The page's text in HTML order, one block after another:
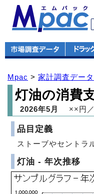
Mpac > 家計調査データ
灯油の消費
2026年5月 ××円／
品目定義
ストーブやセントラ
灯油 - 年次推移